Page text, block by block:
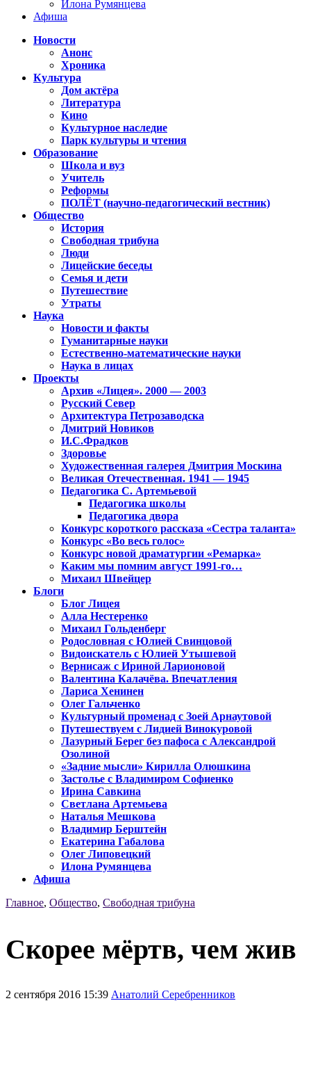
Илона Румянцева
Афиша
Новости
Анонс
Хроника
Культура
Дом актёра
Литература
Кино
Культурное наследие
Парк культуры и чтения
Образование
Школа и вуз
Учитель
Реформы
ПОЛЁТ (научно-педагогический вестник)
Общество
История
Свободная трибуна
Люди
Лицейские беседы
Семья и дети
Путешествие
Утраты
Наука
Новости и факты
Гуманитарные науки
Естественно-математические науки
Наука в лицах
Проекты
Архив «Лицея». 2000 — 2003
Русский Север
Архитектура Петрозаводска
Дмитрий Новиков
И.С.Фрадков
Здоровье
Художественная галерея Дмитрия Москина
Великая Отечественная. 1941 — 1945
Педагогика С. Артемьевой
Педагогика школы
Педагогика двора
Конкурс короткого рассказа «Сестра таланта»
Конкурс «Во весь голос»
Конкурс новой драматургии «Ремарка»
Каким мы помним август 1991-го…
Михаил Швейцер
Блоги
Блог Лицея
Алла Нестеренко
Михаил Гольденберг
Родословная с Юлией Свинцовой
Видоискатель с Юлией Утышевой
Вернисаж с Ириной Ларионовой
Валентина Калачёва. Впечатления
Лариса Хенинен
Олег Гальченко
Культурный променад с Зоей Арнаутовой
Путешествуем с Лидией Винокуровой
Лазурный Берег без пафоса с Александрой
Озолиной
«Задние мысли» Кирилла Олюшкина
Застолье с Владимиром Софиенко
Ирина Савкина
Светлана Артемьева
Наталья Мешкова
Владимир Берштейн
Екатерина Габалова
Олег Липовецкий
Илона Румянцева
Афиша
Главное, Общество, Свободная трибуна
Скорее мёртв, чем жив
2 сентября 2016 15:39 Анатолий Серебренников